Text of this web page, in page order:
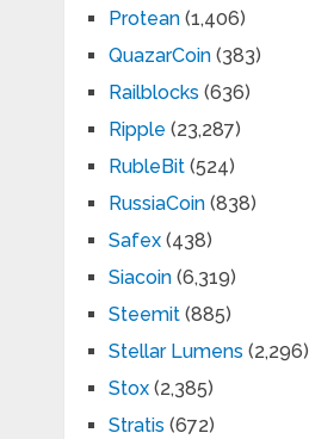
Protean(1,406)
QuazarCoin(383)
Railblocks (636)
Ripple (23,287)
RubleBit(524)
RussiaCoin(838)
Safex(438)
Siacoin(6,319)
Steemit(885)
Stellar Lumens (2,296)
Stox(2,385)
Stratis (672)